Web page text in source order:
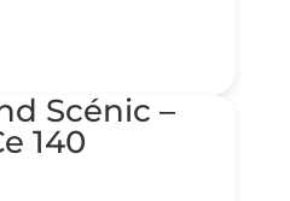
Scénic –
140